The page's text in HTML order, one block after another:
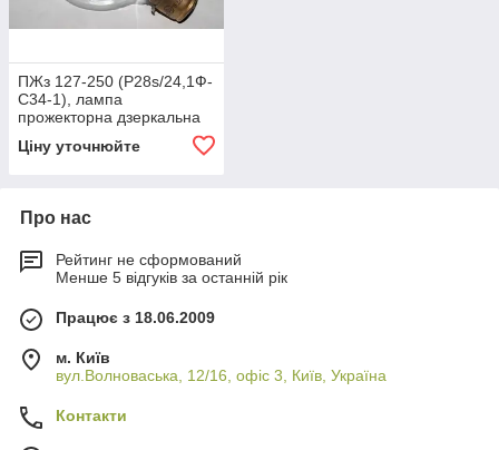
ПЖз 127-250 (P28s/24,1Ф-
С34-1), лампа
прожекторна дзеркальна
Ціну уточнюйте
Про нас
Рейтинг не сформований
Менше 5 відгуків за останній рік
Працює з 18.06.2009
м. Київ
вул.Волноваська, 12/16, офіс 3, Київ, Україна
Контакти